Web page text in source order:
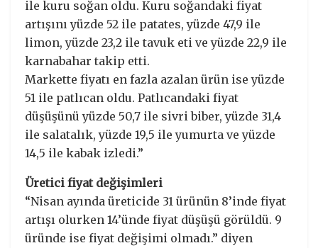
ile kuru soğan oldu. Kuru soğandaki fiyat
artışını yüzde 52 ile patates, yüzde 47,9 ile
limon, yüzde 23,2 ile tavuk eti ve yüzde 22,9 ile
karnabahar takip etti.
Markette fiyatı en fazla azalan ürün ise yüzde
51 ile patlıcan oldu. Patlıcandaki fiyat
düşüşünü yüzde 50,7 ile sivri biber, yüzde 31,4
ile salatalık, yüzde 19,5 ile yumurta ve yüzde
14,5 ile kabak izledi.”
Üretici fiyat değişimleri
“Nisan ayında üreticide 31 ürünün 8’inde fiyat
artışı olurken 14’ünde fiyat düşüşü görüldü. 9
üründe ise fiyat değişimi olmadı.” diyen